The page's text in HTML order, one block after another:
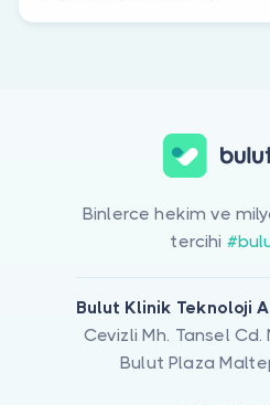
Binlerce hekim ve
tercihi
Bulut Klinik Teknoloji
Cevizli Mh. Tansel Cd.
Bulut Plaza